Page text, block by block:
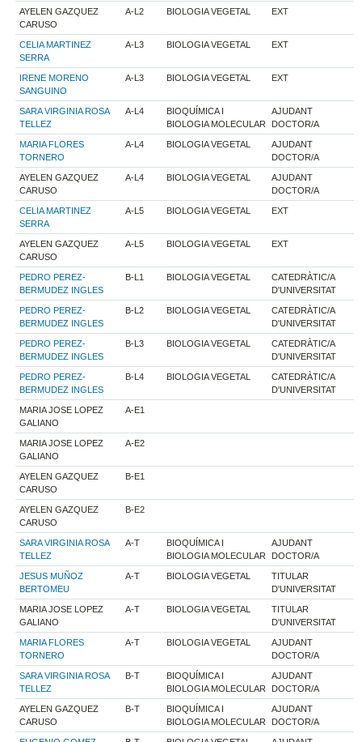
AYELEN GAZQUEZ
CARUSO
A-L2 BIOLOGIA VEGETAL EXT
CELIA MARTINEZ
SERRA
A-L3 BIOLOGIA VEGETAL EXT
IRENE MORENO
SANGUINO
A-L3 BIOLOGIA VEGETAL EXT
SARA VIRGINIA ROSA
TELLEZ
A-L4
BIOQUÍMICA I
BIOLOGIA MOLECULAR
AJUDANT
DOCTOR/A
MARIA FLORES
TORNERO
A-L4 BIOLOGIA VEGETAL
AJUDANT
DOCTOR/A
AYELEN GAZQUEZ
CARUSO
A-L4 BIOLOGIA VEGETAL
AJUDANT
DOCTOR/A
CELIA MARTINEZ
SERRA
A-L5 BIOLOGIA VEGETAL EXT
AYELEN GAZQUEZ
CARUSO
A-L5 BIOLOGIA VEGETAL EXT
PEDRO PEREZ-
BERMUDEZ INGLES
B-L1 BIOLOGIA VEGETAL
CATEDRÀTIC/A
D'UNIVERSITAT
PEDRO PEREZ-
BERMUDEZ INGLES
B-L2 BIOLOGIA VEGETAL
CATEDRÀTIC/A
D'UNIVERSITAT
PEDRO PEREZ-
BERMUDEZ INGLES
B-L3 BIOLOGIA VEGETAL
CATEDRÀTIC/A
D'UNIVERSITAT
PEDRO PEREZ-
BERMUDEZ INGLES
B-L4 BIOLOGIA VEGETAL
CATEDRÀTIC/A
D'UNIVERSITAT
MARIA JOSE LOPEZ
GALIANO
A-E1
MARIA JOSE LOPEZ
GALIANO
A-E2
AYELEN GAZQUEZ
CARUSO
B-E1
AYELEN GAZQUEZ
CARUSO
B-E2
SARA VIRGINIA ROSA
TELLEZ
A-T
BIOQUÍMICA I
BIOLOGIA MOLECULAR
AJUDANT
DOCTOR/A
JESUS MUÑOZ
BERTOMEU
A-T BIOLOGIA VEGETAL
TITULAR
D'UNIVERSITAT
MARIA JOSE LOPEZ
GALIANO
A-T BIOLOGIA VEGETAL
TITULAR
D'UNIVERSITAT
MARIA FLORES
TORNERO
A-T BIOLOGIA VEGETAL
AJUDANT
DOCTOR/A
SARA VIRGINIA ROSA
TELLEZ
B-T
BIOQUÍMICA I
BIOLOGIA MOLECULAR
AJUDANT
DOCTOR/A
AYELEN GAZQUEZ
CARUSO
B-T
BIOQUÍMICA I
BIOLOGIA MOLECULAR
AJUDANT
DOCTOR/A